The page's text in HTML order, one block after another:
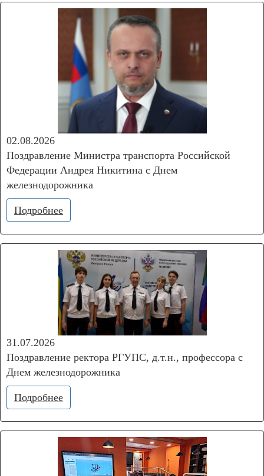
02.08.2026
Поздравление Министра транспорта Российской
Федерации Андрея Никитина с Днем
железнодорожника
Подробнее
31.07.2026
Поздравление ректора РГУПС, д.т.н., профессора с
Днем железнодорожника
Подробнее